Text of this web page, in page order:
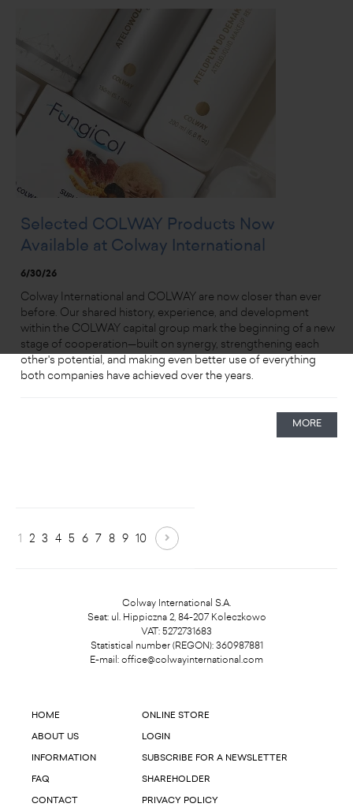
Selected COLWAY Products Now
Available at Colway International
6/30/26
Colway International and COLWAY are now closer than ever
before. Our shared history, experience, and development
within the COLWAY capital group mark the beginning of a new
stage of cooperation—built on synergy, strengthening each
other's potential, and making even better use of everything
both companies have achieved over the years.
MORE
1 2 3 4 5 6 7 8 9 10
Colway International S.A.
Seat: ul. Hippiczna 2, 84-207 Koleczkowo
VAT: 5272731683
Statistical number (REGON): 360987881
E-mail: office@colwayinternational.com
HOME
ABOUT US
INFORMATION
FAQ
CONTACT
ONLINE STORE
LOGIN
SUBSCRIBE FOR A NEWSLETTER
SHAREHOLDER
PRIVACY POLICY